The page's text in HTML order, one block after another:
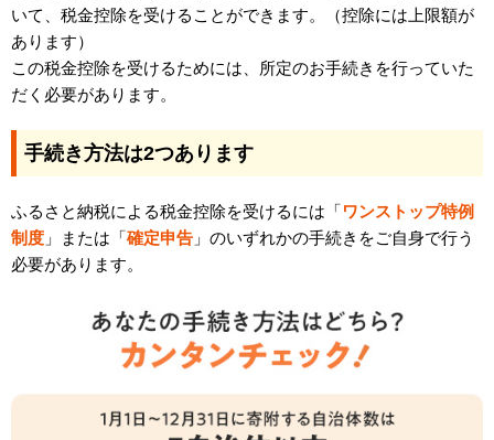
いて、税金控除を受けることができます。（控除には上限額が
あります）
この税金控除を受けるためには、所定のお手続きを行っていた
だく必要があります。
手続き方法は2つあります
ふるさと納税による税金控除を受けるには「ワンストップ特例
制度 」または「確定申告 」のいずれかの手続きをご自身で行う
必要があります。